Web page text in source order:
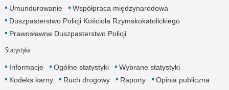
Umundurowanie
Współpraca międzynarodowa
Duszpasterstwo Policji Kościoła Rzymskokatolickiego
Prawosławne Duszpasterstwo Policji
Statystyka
Informacje Ogólne statystyki
Wybrane statystyki
Kodeks karny
Ruch drogowy Raporty Opinia publiczna